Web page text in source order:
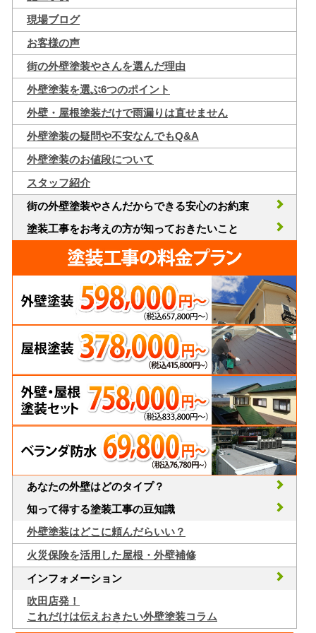
現場ブログ
お客様の声
街の外壁塗装やさんを選んだ理由
外壁塗装を選ぶ6つのポイント
外壁・屋根塗装だけで雨漏りは直せません
外壁塗装の疑問や不安なんでもQ&A
外壁塗装のお値段について
スタッフ紹介
街の外壁塗装やさんだからできる安心のお約束
塗装工事をお考えの方が知っておきたいこと
あなたの外壁はどのタイプ？
知って得する塗装工事の豆知識
外壁塗装はどこに頼んだらいい？
火災保険を活用した屋根・外壁補修
インフォメーション
吹田店発！
これだけは伝えおきたい外壁塗装コラム